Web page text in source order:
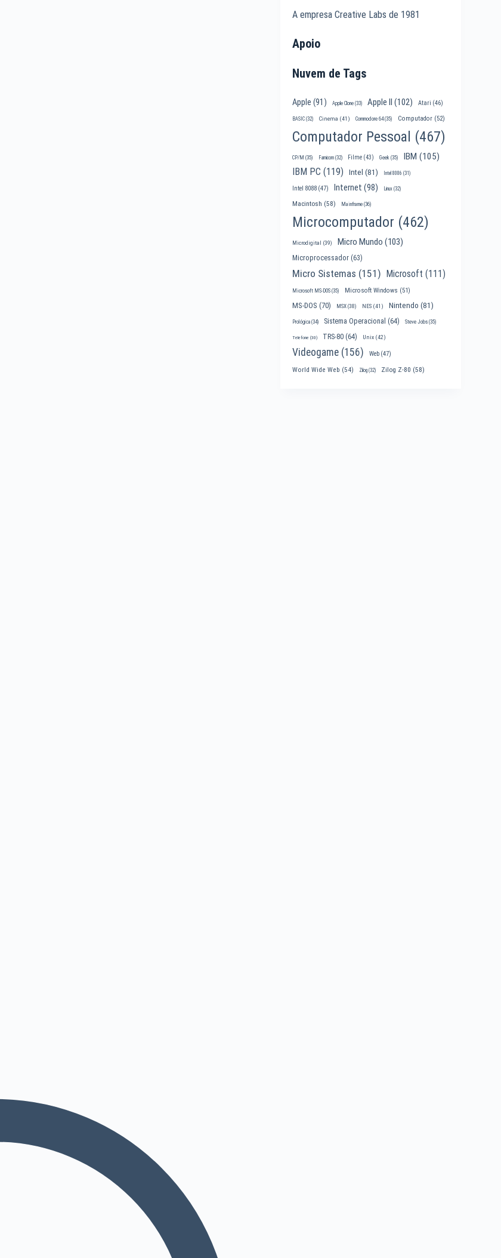
A empresa Creative Labs de 1981
Apoio
Nuvem de Tags
Apple (91) Apple Clone (33) Apple II (102) Atari (46)
BASIC (32) Cinema (41) Commodore 64(35) Computador (52)
Computador Pessoal (467)
CP/M (35) Famicom (32) Filme (43) Geek (35) IBM (105)
IBM PC (119) Intel (81) Intel 8086 (31)
Intel 8088 (47) Internet (98) Linux (32)
Macintosh (58) Mainframe (36)
Microcomputador (462)
Microdigital (39) Micro Mundo (103)
Microprocessador (63)
Micro Sistemas (151) Microsoft (111)
Microsoft MS-DOS (35) Microsoft Windows (51)
MS-DOS (70) MSX(38) NES (41) Nintendo (81)
Prológica (34) Sistema Operacional (64) Steve Jobs (35)
Telefone (30) TRS-80 (64) Unix (42)
Videogame (156) Web (47)
World Wide Web (54) Zilog (32) Zilog Z-80 (58)